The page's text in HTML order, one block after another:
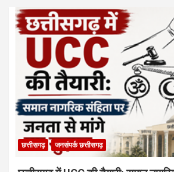
छत्तीसगढ़ जनसंपर्क छत्तीसगढ़